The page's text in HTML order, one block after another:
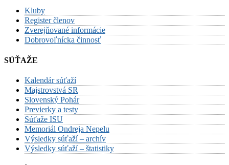
Kluby
Register členov
Zverejňované informácie
Dobrovoľnícka činnosť
SÚŤAŽE
Kalendár súťaží
Majstrovstvá SR
Slovenský Pohár
Previerky a testy
Súťaže ISU
Memoriál Ondreja Nepelu
Výsledky súťaží – archív
Výsledky súťaží – štatistiky